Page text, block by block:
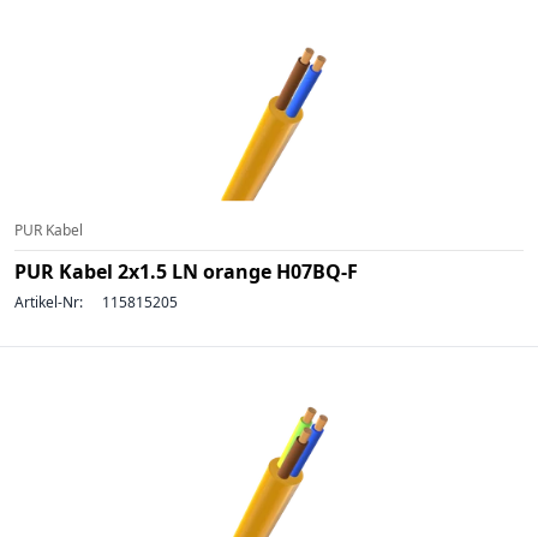
PUR Kabel
PUR Kabel 2x1.5 LN orange H07BQ-F
Artikel-Nr: 115815205